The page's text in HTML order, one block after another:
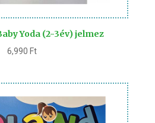
Yoda (2-3év) jelmez
6,990 Ft